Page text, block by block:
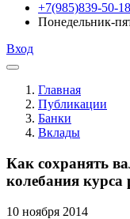
+7(985)839-50-18
Понедельник-
Вход
Главная
Публикации
Банки
Вклады
Как сохранять
колебания курса
10 ноября 2014